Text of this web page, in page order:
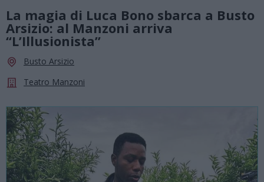
La magia di Luca Bono sbarca a Busto
Arsizio: al Manzoni arriva
“L’Illusionista”
Busto Arsizio
Teatro Manzoni